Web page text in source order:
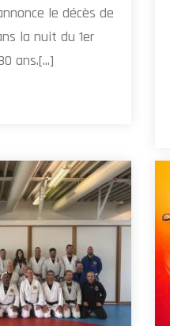
le décès de
la nuit du 1er
ans.[...]